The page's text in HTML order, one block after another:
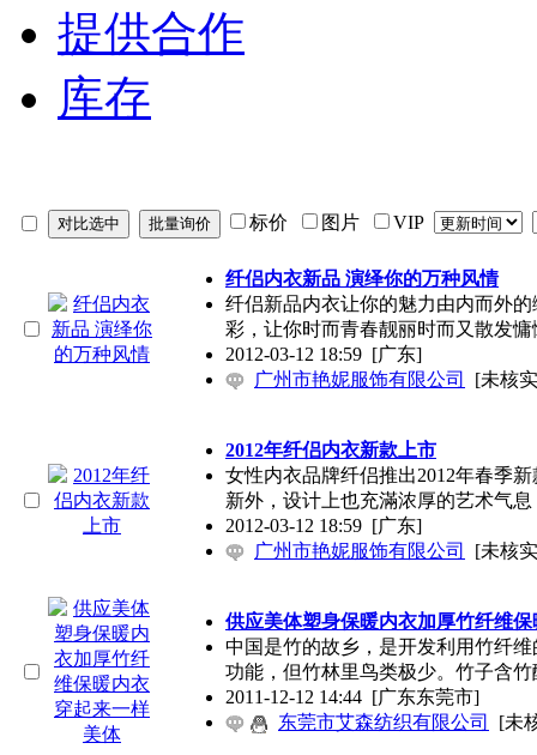
提供合作
库存
标价 图片 VIP
纤侣内衣新品 演绎你的万种风情
纤侣新品内衣让你的魅力由内而外
彩，让你时而青春靓丽时而又散发慵
2012-03-12 18:59 [广东]
广州市艳妮服饰有限公司
[未核
2012年纤侣内衣新款上市
女性内衣品牌纤侣推出2012年春季
新外，设计上也充滿浓厚的艺术气息
2012-03-12 18:59 [广东]
广州市艳妮服饰有限公司
[未核
供应美体塑身保暖内衣加厚竹纤维
中国是竹的故乡，是开发利用竹纤
功能，但竹林里鸟类极少。竹子含竹
2011-12-12 14:44 [广东东莞市]
东莞市艾森纺织有限公司
[未